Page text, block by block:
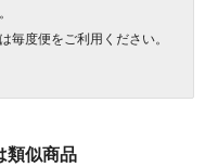
毎度便をご利用ください。
類似商品